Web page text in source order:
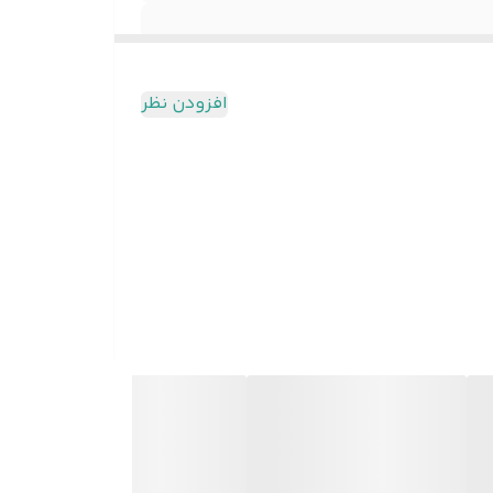
افزودن نظر